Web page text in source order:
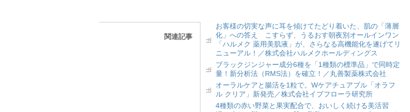
関連記事
お客様の切実な声に耳を傾けてたどり着いた、肌の「薄層
化」への答え こすらず、うるおす朝夜別オールインワン
「ハルメク 薬用美肌液」が、さらなる高機能化を遂げてリ
ニューアル！／株式会社ハルメクホールディングス
ブラックジンジャー成分6種を「1種類の標準品」で同時定
量！新分析法（RMS法）を確立！／丸善製薬株式会社
オーラルケアと腸活を1粒で。Wケアチュアブル「オラフ
ル クリア」新発売／株式会社イブフローラ研究所
4種類の赤い野菜と果実配合で、おいしく続ける美活習